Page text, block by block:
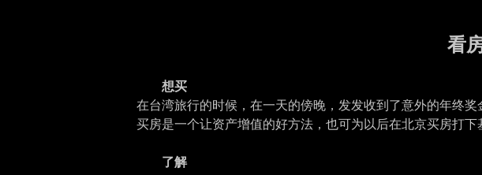
看
想买
在台湾旅行的时候，在一天的傍晚，发发收到了意外的年终
买房是一个让资产增值的好方法，也可为以后在北京买房打
了解